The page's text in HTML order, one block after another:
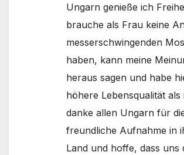
Ungarn genieße ich
brauche als Frau keine
messerschwingenden
haben, kann meine
heraus sagen und habe
höhere Lebensqualität als
danke allen Ungarn für
freundliche Aufnahme in
Land und hoffe, dass uns